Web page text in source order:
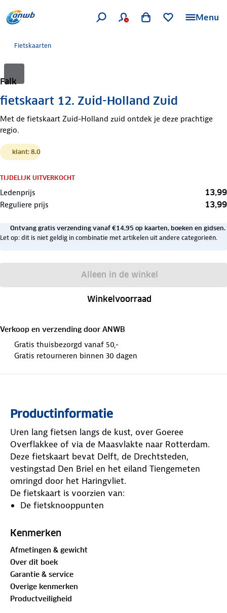
Menu
Fietskaarten
Falk
fietskaart 12. Zuid-Holland Zuid
Met de fietskaart Zuid-Holland zuid ontdek je deze prachtige
regio.
klant: 8.0
TIJDELIJK UITVERKOCHT
Ledenprijs 13,99
Reguliere prijs 13,99
Ontvang gratis verzending vanaf €14,95 op kaarten, boeken en gidsen.
Let op: dit is niet geldig in combinatie met artikelen uit andere categorieën.
Alleen in de winkel
Winkelvoorraad
Verkoop en verzending door ANWB
Gratis thuisbezorgd vanaf 50,-
Gratis retourneren binnen 30 dagen
Productinformatie
Uren lang fietsen langs de kust, over Goeree
Overflakkee of via de Maasvlakte naar Rotterdam.
Deze fietskaart bevat Delft, de Drechtsteden,
vestingstad Den Briel en het eiland Tiengemeten
omringd door het Haringvliet.
De fietskaart is voorzien van:
De fietsknooppunten
Plaats- en straatnamenregister
Een overzicht van alle VVV-kantoren in de regio
Straatnamen in het buitengebied
Kenmerken
Afmetingen & gewicht
Over dit boek
Garantie & service
Overige kenmerken
Productveiligheid